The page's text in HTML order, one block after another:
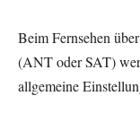
Beim Fernsehen
(ANT oder SAT)
allgemeine